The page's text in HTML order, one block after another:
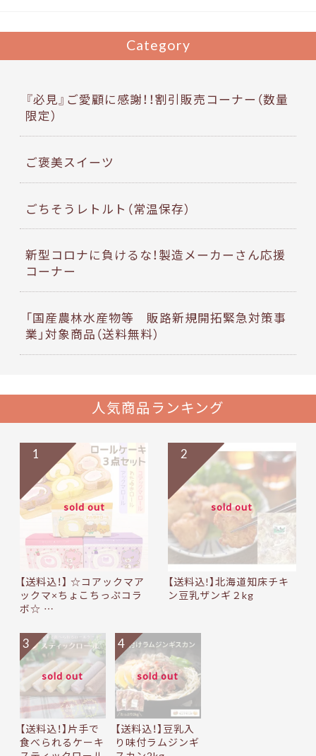
Category
『必見』ご愛顧に感謝！！割引販売コーナー（数量
限定）
ご褒美スイーツ
ごちそうレトルト（常温保存）
新型コロナに負けるな！製造メーカーさん応援
コーナー
「国産農林水産物等 販路新規開拓緊急対策事
業」対象商品（送料無料）
人気商品ランキング
sold out
【送料込！】 ☆コアックマア
ックマ×ちょこちっぷコラ
ボ☆ …
1
sold out
【送料込!】北海道知床チキ
ン豆乳ザンギ２kg
2
sold out
【送料込！】片手で
食べられるケーキ
3
sold out
【送料込！】豆乳入
り味付ラムジンギ
4